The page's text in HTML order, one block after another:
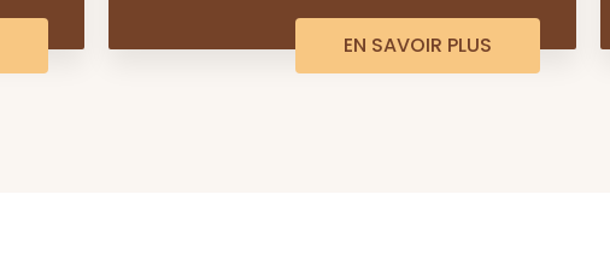
EN SAVOIR PLUS